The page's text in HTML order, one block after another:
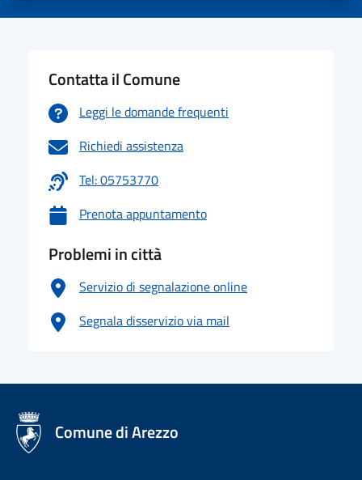
Contatta il Comune
Leggi le domande frequenti
Richiedi assistenza
Tel: 05753770
Prenota appuntamento
Problemi in città
Servizio di segnalazione online
Segnala disservizio via mail
logo Unione Europea
Comune di Arezzo